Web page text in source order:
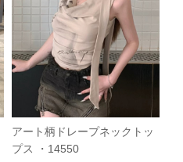
アート柄ドレープネックトッ
プス ・14550